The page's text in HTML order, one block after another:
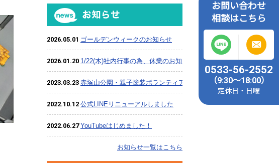
お知らせ
2026.05.01 ゴールデンウィークのお知らせ
2026.01.20 1/22(木)社内行事の為、休業のお知らせ
2023.03.23 赤塚山公園・親子塗装ボランティア、大盛況のうち終了しました
2022.10.12 公式LINEリニューアルしました
2022.06.27YouTubeはじめました！
お知らせ一覧はこちら
お問い合わせ
相談はこちら
0533-56-2552
（9:30～18:00）
定休日・日曜